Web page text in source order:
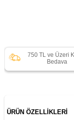
750 TL ve Üzeri
Bedava
ÜRÜN ÖZELLIKLERI